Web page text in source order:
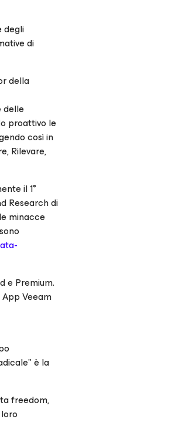
degli
di
della
delle
proattivo le
così in
Rilevare,
il 1°
Research di
minacce
e Premium.
Veeam
è la
freedom,